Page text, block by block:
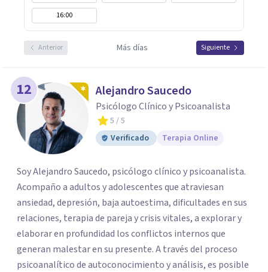
16:00
Anterior Más días Siguiente
12 Alejandro Saucedo
Psicólogo Clínico y Psicoanalista
5 / 5
Verificado
Terapia Online
Soy Alejandro Saucedo, psicólogo clínico y psicoanalista.
Acompaño a adultos y adolescentes que atraviesan
ansiedad, depresión, baja autoestima, dificultades en sus
relaciones, terapia de pareja y crisis vitales, a explorar y
elaborar en profundidad los conflictos internos que
generan malestar en su presente. A través del proceso
psicoanalítico de autoconocimiento y análisis, es posible